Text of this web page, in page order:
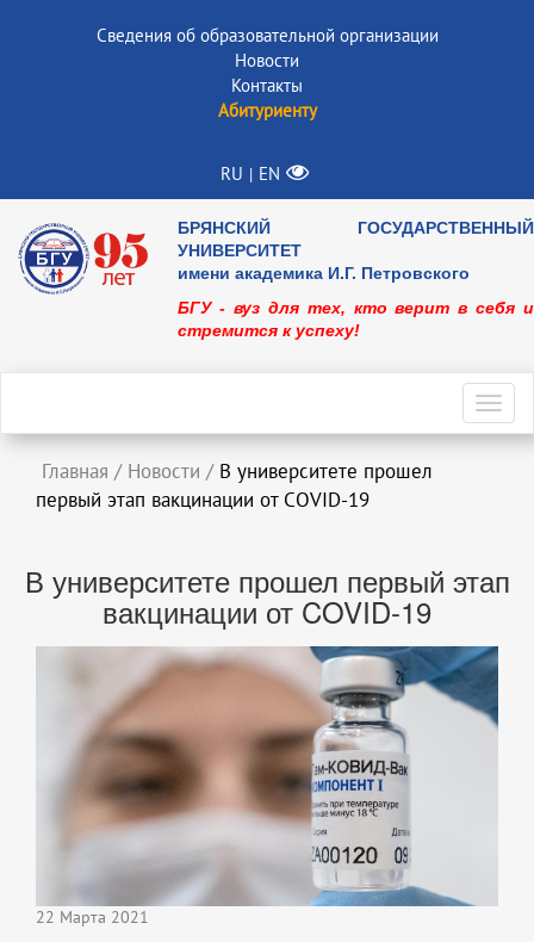
Сведения об образовательной организации
Новости
Контакты
Абитуриенту
RU | EN
БРЯНСКИЙ ГОСУДАРСТВЕННЫЙ
УНИВЕРСИТЕТ
имени академика И.Г. Петровского
БГУ - вуз для тех, кто верит в себя и
стремится к успеху!
Главная / Новости / В университете прошел
первый этап вакцинации от COVID-19
В университете прошел первый этап
вакцинации от COVID-19
22 Марта 2021